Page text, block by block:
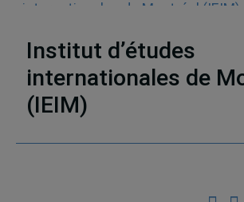
internationales de Montréal (IEIM)
Institut d’études
internationales de
(IEIM)